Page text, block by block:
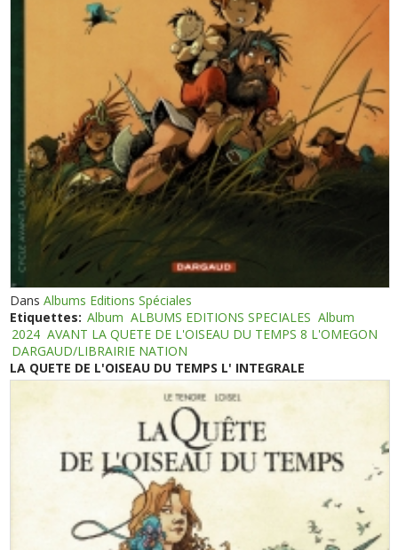
DansAlbums Editions Spéciales
Etiquettes: Album ALBUMS EDITIONS SPECIALES Album
2024 AVANT LA QUETE DE L'OISEAU DU TEMPS 8 L'OMEGON
DARGAUD/LIBRAIRIE NATION
LA QUETE DE L'OISEAU DU TEMPS L' INTEGRALE